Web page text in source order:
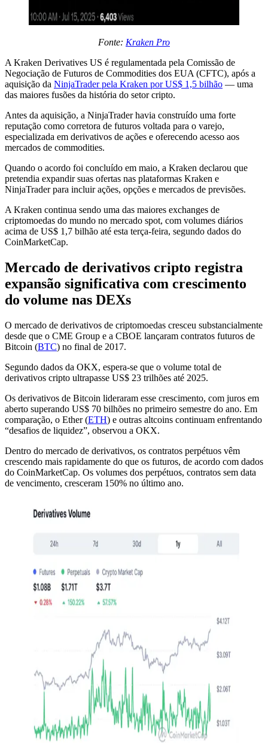
Fonte: Kraken Pro
A Kraken Derivatives US é regulamentada pela Comissão de
Negociação de Futuros de Commodities dos EUA (CFTC), após a
aquisição da NinjaTrader pela Kraken por US$ 1,5 bilhão — uma
das maiores fusões da história do setor cripto.
Antes da aquisição, a NinjaTrader havia construído uma forte
reputação como corretora de futuros voltada para o varejo,
especializada em derivativos de ações e oferecendo acesso aos
mercados de commodities.
Quando o acordo foi concluído em maio, a Kraken declarou que
pretendia expandir suas ofertas nas plataformas Kraken e
NinjaTrader para incluir ações, opções e mercados de previsões.
A Kraken continua sendo uma das maiores exchanges de
criptomoedas do mundo no mercado spot, com volumes diários
acima de US$ 1,7 bilhão até esta terça-feira, segundo dados do
CoinMarketCap.
Mercado de derivativos cripto registra
expansão significativa com crescimento
do volume nas DEXs
O mercado de derivativos de criptomoedas cresceu substancialmente
desde que o CME Group e a CBOE lançaram contratos futuros de
Bitcoin (BTC) no final de 2017.
Segundo dados da OKX, espera-se que o volume total de
derivativos cripto ultrapasse US$ 23 trilhões até 2025.
Os derivativos de Bitcoin lideraram esse crescimento, com juros em
aberto superando US$ 70 bilhões no primeiro semestre do ano. Em
comparação, o Ether (ETH) e outras altcoins continuam enfrentando
“desafios de liquidez”, observou a OKX.
Dentro do mercado de derivativos, os contratos perpétuos vêm
crescendo mais rapidamente do que os futuros, de acordo com dados
do CoinMarketCap. Os volumes dos perpétuos, contratos sem data
de vencimento, cresceram 150% no último ano.